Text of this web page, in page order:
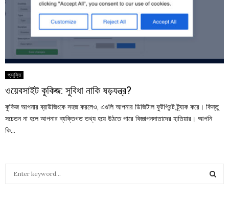
প্রযুক্তি
ওয়েবসাইট কুকিজ: সুবিধা নাকি ষড়যন্ত্র?
কুকিজ আপনার ব্রাউজিংকে সহজ করলেও, এগুলি আপনার ডিজিটাল ফুটপ্রিন্ট ট্র্যাক করে। কিন্তু
সচেতন না হলে আপনার ব্যক্তিগত তথ্য হয়ে উঠতে পারে বিজ্ঞাপনদাতাদের হাতিয়ার। আপনি
কি...